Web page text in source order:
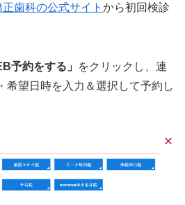
歯科の公式サイト から初回検診
予約をする」
をクリックし、連
希望日時を入力＆選択して予約し